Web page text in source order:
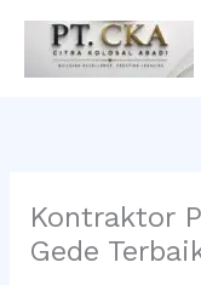
konten
Kontraktor
Gede